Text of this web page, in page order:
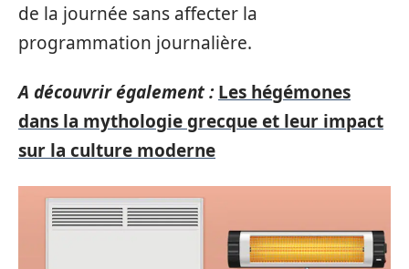
de la journée sans affecter la
programmation journalière.
A découvrir également : Les hégémones
dans la mythologie grecque et leur impact
sur la culture moderne